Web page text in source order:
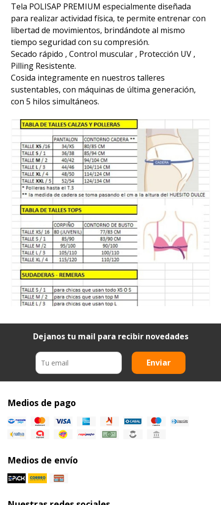
Tela POLISAP PREMIUM especialmente diseñada
para realizar actividad física, te permite entrenar con
libertad de movimientos, brindándote al mismo
tiempo seguridad con su compresión.
Secado rápido , Control muscular , Protección UV ,
Pilling Resistente.
Cosida integramente en nuestros talleres
sustentables, con máquinas de última generación,
con 5 hilos simultáneos.
Dejanos tu mail para recibir novedades
Enviar
Medios de pago
Medios de envío